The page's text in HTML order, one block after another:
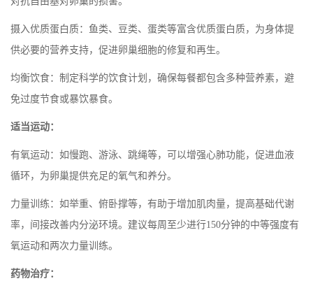
‌摄入优质蛋白质‌：鱼类、豆类、蛋类等富含优质蛋白质，为身体提
供必要的营养支持，促进卵巢细胞的修复和再生。
‌均衡饮食‌：制定科学的饮食计划，确保每餐都包含多种营养素，避
免过度节食或暴饮暴食。
‌适当运动‌：
‌有氧运动‌：如慢跑、游泳、跳绳等，可以增强心肺功能，促进血液
循环，为卵巢提供充足的氧气和养分。
‌力量训练‌：如举重、俯卧撑等，有助于增加肌肉量，提高基础代谢
率，间接改善内分泌环境。建议每周至少进行150分钟的中等强度有
氧运动和两次力量训练。
‌药物治疗‌：